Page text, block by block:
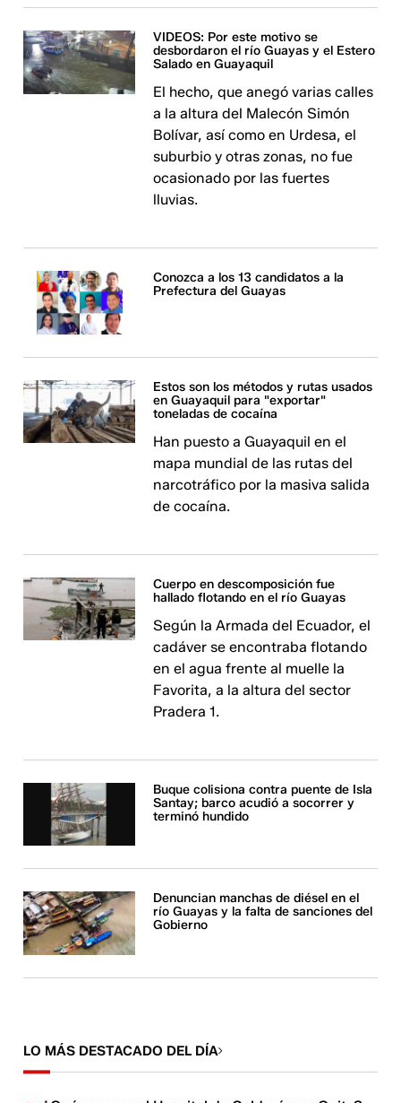
VIDEOS: Por este motivo se
desbordaron el río Guayas y el Estero
Salado en Guayaquil
El hecho, que anegó varias calles
a la altura del Malecón Simón
Bolívar, así como en Urdesa, el
suburbio y otras zonas, no fue
ocasionado por las fuertes
lluvias.
Conozca a los 13 candidatos a la
Prefectura del Guayas
Estos son los métodos y rutas usados
en Guayaquil para "exportar"
toneladas de cocaína
Han puesto a Guayaquil en el
mapa mundial de las rutas del
narcotráfico por la masiva salida
de cocaína.
Cuerpo en descomposición fue
hallado flotando en el río Guayas
Según la Armada del Ecuador, el
cadáver se encontraba flotando
en el agua frente al muelle la
Favorita, a la altura del sector
Pradera 1.
Buque colisiona contra puente de Isla
Santay; barco acudió a socorrer y
terminó hundido
Denuncian manchas de diésel en el
río Guayas y la falta de sanciones del
Gobierno
LO MÁS DESTACADO DEL DÍA